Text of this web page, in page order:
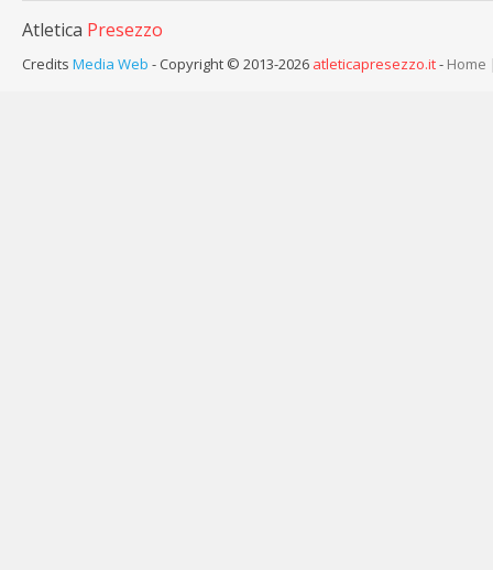
Atletica Presezzo
Credits Media Web - Copyright © 2013-2026 atleticapresezzo.it- Home